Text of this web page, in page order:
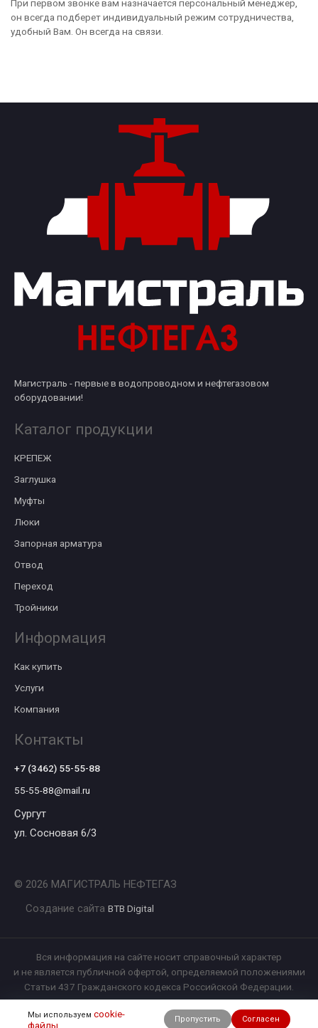
При первом звонке вам назначается персональный менеджер,
он всегда подберет индивидуальный режим сотрудничества,
удобный Вам. Он всегда на связи.
Магистраль - первые в водопроводном и нефтегазовом
оборудовании!
Каталог продукции
КРЕПЕЖ
Заглушка
Муфты
Люки
Запорная арматура
Отвод
Переход
Тройники
Информация
Как купить
Услуги
Компания
Контакты
+7 (3462) 55-55-88
55-55-88@mail.ru
Сургут
ул. Сосновая 6/3
© 2026 МАГИСТРАЛЬ НЕФТЕГАЗ
Создание сайта BTB Digital
Вся информация на сайте носит справочный характер
и не является публичной офертой, определяемой положениями
Статьи 437 Гражданского кодекса Российской Федерации.
Мы используем cookie-
файлы
Пропустить Согласен